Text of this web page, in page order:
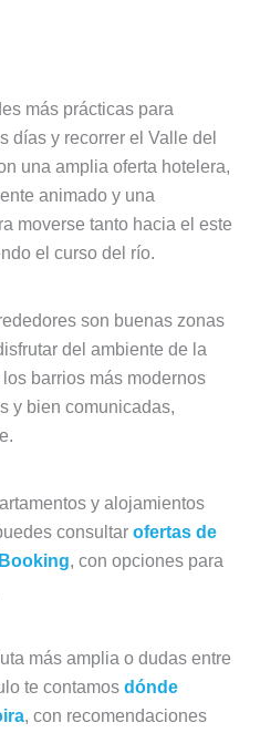
más prácticas para
días y recorrer el Valle del
una amplia oferta hotelera,
animado y una
moverse tanto hacia el este
el curso del río.
son buenas zonas
del ambiente de la
barrios más modernos
y bien comunicadas,
y alojamientos
consultar ofertas de
, con opciones para
más amplia o dudas entre
te contamos dónde
, con recomendaciones